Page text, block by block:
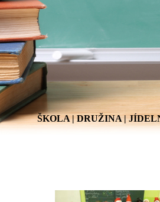
ŠKOLA|DRUŽINA|